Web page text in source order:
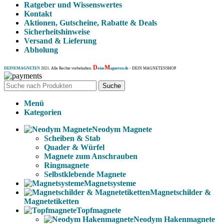
Ratgeber und Wissenswertes
Kontakt
Aktionen, Gutscheine, Rabatte & Deals
Sicherheitshinweise
Versand & Lieferung
Abholung
DEINEMAGNETEN 2021. Alle Rechte vorbehalten. DeineMagneten.de - DEIN MAGNETENSHOP
Suche
Menü
Kategorien
Neodym Magnete
Scheiben & Stab
Quader & Würfel
Magnete zum Anschrauben
Ringmagnete
Selbstklebende Magnete
Magnetsysteme
Magnetschilder &
Magnetetiketten
Topfmagnete
Neodym Hakenmagnete